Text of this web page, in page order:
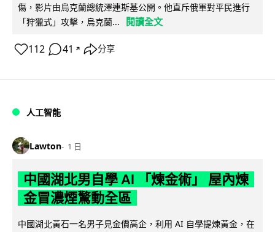
傷，影片由烏克蘭總統澤連斯基公開。他直斥俄軍對平民進行
「狩獵式」攻擊，烏克蘭...
閱讀全文
112 41 ↗ 分享
人工智能
Lawton 1 日
中國湖北男自學 AI 「煉金術」 屋內煉
金冒濃煙驚動全區
中國湖北黃石一名男子見金價高企，利用 AI 自學提煉黃金，在